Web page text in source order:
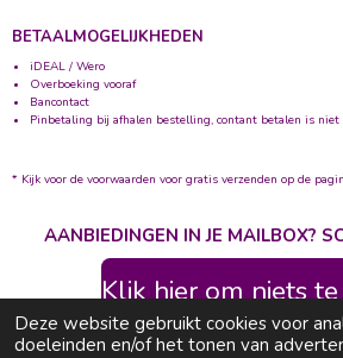
Deze website gebruikt cookies voor
doeleinden en/of het tonen van
BETAALMOGELIJKHEDEN
iDEAL / Wero
Overboeking vooraf
Bancontact
Pinbetaling bij afhalen bestelling, contant betalen is niet
* Kijk voor de voorwaarden voor gratis verzenden op de
AANBIEDINGEN IN JE MAILBOX?
Klik hier om niets te
© 2020 - 2026 Bolletje Wolletje
Powered by JouwWeb